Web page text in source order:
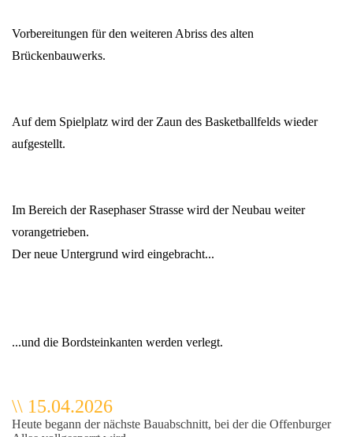
Vorbereitungen für den weiteren Abriss des alten
Brückenbauwerks.
Auf dem Spielplatz wird der Zaun des Basketballfelds wieder
aufgestellt.
Im Bereich der Rasephaser Strasse wird der Neubau weiter
vorangetrieben.
Der neue Untergrund wird eingebracht...
...und die Bordsteinkanten werden verlegt.
\\ 15.04.2026
Heute begann der nächste Bauabschnitt, bei der die Offenburger